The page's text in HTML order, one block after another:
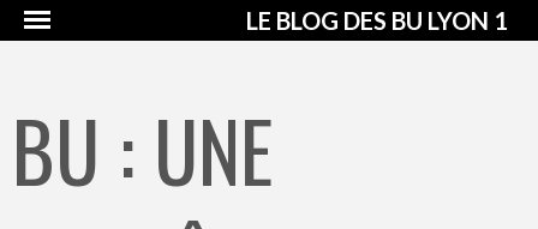
LE BLOG DES BU LYON 1
BU : UNE